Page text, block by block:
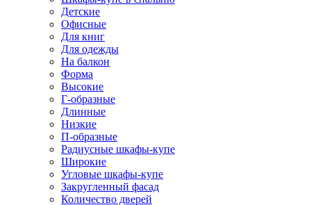
Детские
Офисные
Для книг
Для одежды
На балкон
Форма
Высокие
Г-образные
Длинные
Низкие
П-образные
Радиусные шкафы-купе
Широкие
Угловые шкафы-купе
Закругленный фасад
Количество дверей